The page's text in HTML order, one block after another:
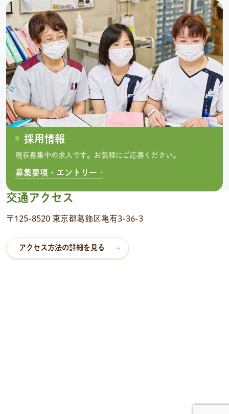
採用情報
現在募集中の求人です。お気軽にご応募ください。
募集要項・エントリー
交通アクセス
〒125-8520 東京都葛飾区亀有3-36-3
アクセス方法の詳細を見る